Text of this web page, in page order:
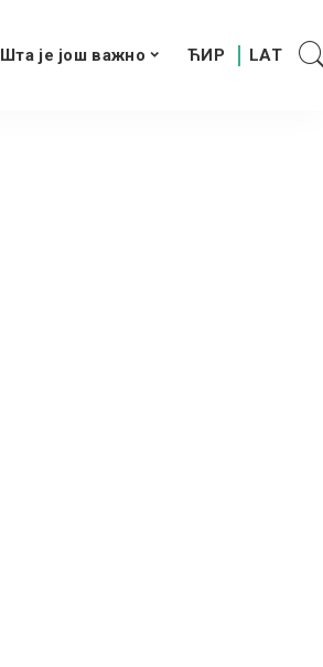
Шта је још важно